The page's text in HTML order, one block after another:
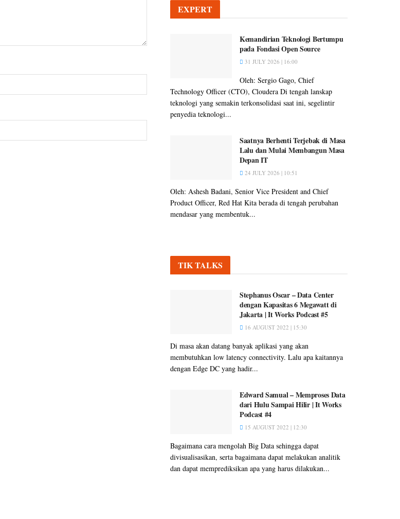
EXPERT
Kemandirian Teknologi Bertumpu
pada Fondasi Open Source
31 JULY 2026 | 16:00
Oleh: Sergio Gago, Chief
Technology Officer (CTO), Cloudera Di tengah lanskap
teknologi yang semakin terkonsolidasi saat ini, segelintir
penyedia teknologi...
Saatnya Berhenti Terjebak di Masa
Lalu dan Mulai Membangun Masa
Depan IT
24 JULY 2026 | 10:51
Oleh: Ashesh Badani, Senior Vice President and Chief
Product Officer, Red Hat Kita berada di tengah perubahan
mendasar yang membentuk...
TIK TALKS
Stephanus Oscar – Data Center
dengan Kapasitas 6 Megawatt di
Jakarta | It Works Podcast #5
16 AUGUST 2022 | 15:30
Di masa akan datang banyak aplikasi yang akan
membutuhkan low latency connectivity. Lalu apa kaitannya
dengan Edge DC yang hadir...
Edward Samual – Memproses Data
dari Hulu Sampai Hilir | It Works
Podcast #4
15 AUGUST 2022 | 12:30
Bagaimana cara mengolah Big Data sehingga dapat
divisualisasikan, serta bagaimana dapat melakukan analitik
dan dapat memprediksikan apa yang harus dilakukan...